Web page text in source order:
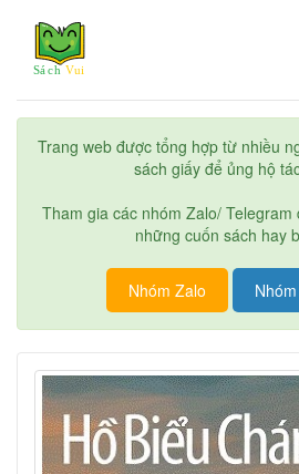
Trang web được tổng hợp từ nhiều
sách giấy để ủng hộ
Tham gia các nhóm Zalo/
những cuốn sách hay
Nhóm Zalo